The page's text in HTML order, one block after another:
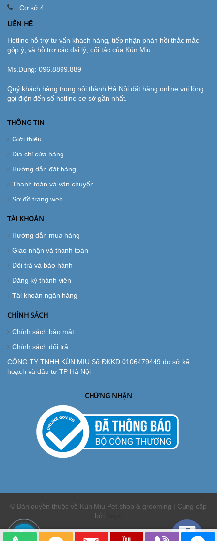
Cơ sở 4:
LIÊN HỆ
Hotline hỗ trợ tư vấn khách hàng, tiếp nhận phản hồi thắc mắc
góp ý, và hỗ trợ các đại lý, đối tác của Kún Miu.
Ms.Dung: 096.8899.889
Quý khách hàng trong nội thành Hà Nội đặt hàng online vui lòng
gọi điện đến số hotline cơ sở gần nhất.
THÔNG TIN
Giới thiệu
Địa chỉ cửa hàng
Hướng dẫn đặt hàng
Thanh toán và vận chuyển
Sơ đồ trang web
TÀI KHOẢN
Hướng dẫn mua hàng
Giao nhận và thanh toán
Đổi trả và bảo hành
Đăng ký thành viên
Tài khoản ngân hàng
CHÍNH SÁCH
Chính sách bảo mật
Chính sách đổi trả
CÔNG TY TNHH KÚN MIU Số ĐKKD 0106479449 do sở kế
hoạch và đầu tư TP Hà Nội
CHỨNG NHẬN
© Bản quyền thuộc về Kún Miu Pet shop & grooming | Cung cấp
bởi